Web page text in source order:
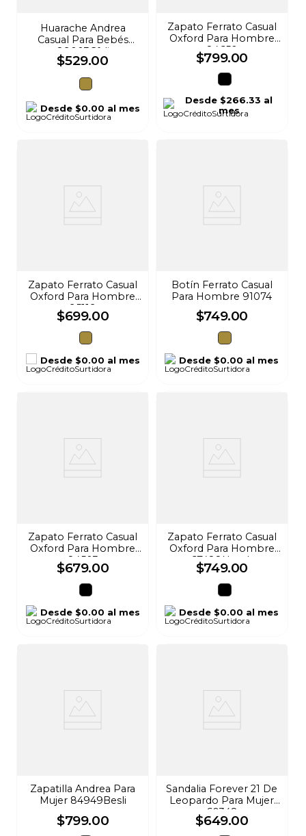
Huarache Andrea
Casual Para Bebés
89003Cfsli
$529.00
Desde$0.00 al mes
Zapato Ferrato Casual
Oxford Para Hombre
84650
$799.00
Desde $266.33 al
mes
Zapato Ferrato Casual
Oxford Para Hombre
95119
$699.00
Desde$0.00 al mes
Botín Ferrato Casual
Para Hombre 91074
$749.00
Desde $0.00 al mes
Zapato Ferrato Casual
Oxford Para Hombre
84503
$679.00
Desde$0.00 al mes
Zapato Ferrato Casual
Oxford Para Hombre
67488Nesch
$749.00
Desde $0.00 al mes
Zapatilla Andrea Para
Mujer 84949Besli
$799.00
Sandalia Forever 21 De
Leopardo Para Mujer
60348
$649.00